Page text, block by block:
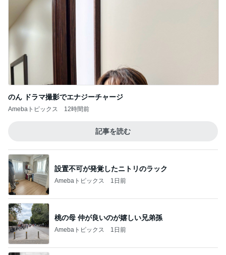
のん ドラマ撮影でエナジーチャージ
Amebaトピックス 12時間前
記事を読む
設置不可が発覚したニトリのラック
Amebaトピックス 1日前
桃の母 仲が良いのが嬉しい兄弟孫
Amebaトピックス 1日前